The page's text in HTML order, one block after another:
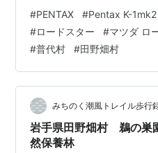
「あまちゃん」の1シーンで
に三陸鉄道のかわいいトリ
来たら、予想外のものがくっ
Mark II HD PENTAX-D FA
#PENTAX #Pentax K-1mk2
#ロードスター #マツダ ロ
#普代村 #田野畑村
みちのく潮風トレイル歩行
岩手県田野畑村 鵜の巣
然保養林